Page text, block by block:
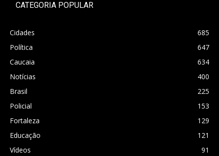
CATEGORIA POPULAR
Cidades
685
Política
647
Caucaia
634
Notícias
400
Brasil
225
Policial
153
Fortaleza
129
Educação
121
Vídeos
91